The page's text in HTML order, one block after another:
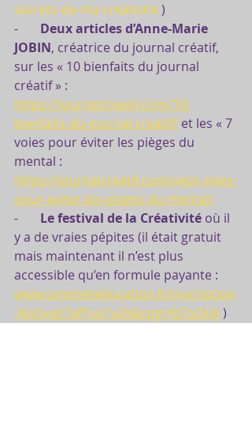
secrets-de-ma-créativité )
- Deux articles d’Anne-Marie
JOBIN, créatrice du journal créatif,
sur les « 10 bienfaits du journal
créatif » :
https://journalcreatif.com/10-
bienfaits-du-journal-creatif/ et les « 7
voies pour éviter les pièges du
mental :
https://journalcreatif.com/sept-voies-
pour-eviter-les-pieges-du-mental/
- Le festival de la Créativité où il
y a de vraies pépites (il était gratuit
mais maintenant il n’est plus
accessible qu’en formule payante :
www.sommeteducation.fr/inscription
-festival/?aff=qi7a2k&cpg=fd7a243j )